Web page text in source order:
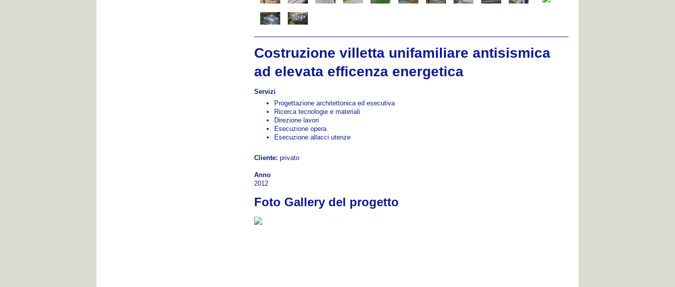
Costruzione villetta unifamiliare antisismica
ad elevata efficenza energetica
Servizi
Progettazione architettonica ed esecutiva
Ricerca tecnologie e materiali
Direzione lavori
Esecuzione opera
Esecuzione allacci utenze
Cliente: privato
Anno
2012
Foto Gallery del progetto